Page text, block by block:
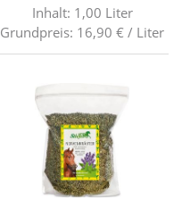
Inhalt: 1,00 Liter
Grundpreis: 16,90 € / Liter